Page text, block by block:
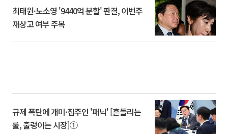
최태원·노소영 '9440억 분할' 판결, 이번주
재상고 여부 주목
규제 폭탄에 개미·집주인 '패닉' [흔들리는
룰, 출렁이는 시장]①